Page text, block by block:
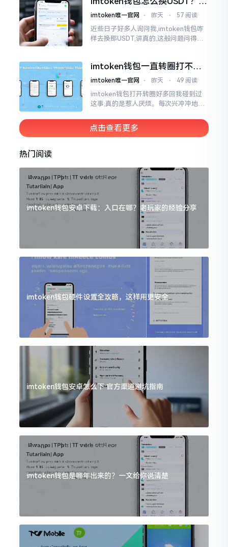
同一个物品
几种方法你得知道
imtoken唯一官网 ⋅ 昨天 ⋅ 57 阅读
近些日子好多人询问我,imtoken钱包咋
样去换那USDT,讲真的,这般问题问得很
imtoken钱包一直转圈打不开
解决办法分享
imtoken唯一官网 ⋅ 昨天 ⋅ 49 阅读
imtoken钱包打开转圈好多回我碰到过
这事,真的是惹人厌烦。每次兴冲冲地开
仿若永远没有尽头一样。针对这种情形,
大家说法不尽相同
点击查看更多
热门阅读
imtoken钱包安卓下载：入口在哪？老玩家的经验分享
imtoken钱包硬件设置全攻略，这样用更安全
imtoken钱包安卓怎么下 官方渠道避坑指南
imtoken钱包是哪年出来的？一文给你说清楚